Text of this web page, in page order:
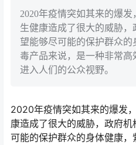
2020年疫情突如其来的爆
生健康造成了很大的威胁
望能够尽可能的保护群众
毒产品来说，是一种非常
进入人们的公众视野。
2020年疫情突如其来的爆发
康造成了很大的威胁，政府
可能的保护群众的身体健康，